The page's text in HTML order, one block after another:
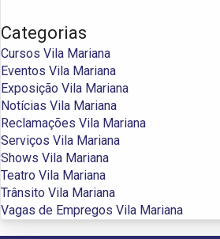
Categorias
Cursos Vila Mariana
Eventos Vila Mariana
Exposição Vila Mariana
Notícias Vila Mariana
Reclamações Vila Mariana
Serviços Vila Mariana
Shows Vila Mariana
Teatro Vila Mariana
Trânsito Vila Mariana
Vagas de Empregos Vila Mariana